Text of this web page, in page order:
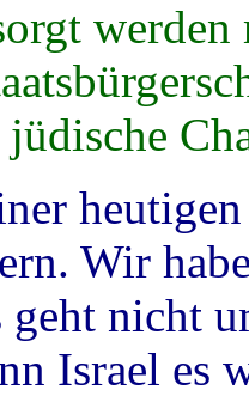
Wir
nicht
Israel es